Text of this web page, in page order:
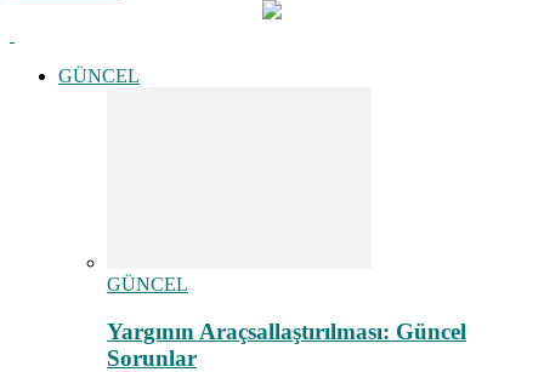
GÜNCEL
GÜNCEL
Yargının Araçsallaştırılması: Güncel
Sorunlar